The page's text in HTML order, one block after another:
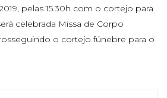
pelas 15.30h com o cortejo para
celebrada Missa de Corpo
o cortejo fúnebre para o